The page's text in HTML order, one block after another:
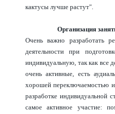
кактусы лучше растут".
Организация
Очень важно разработать
деятельности при
индивидуальную, так как все
очень активные, есть
хорошей переключаемостью
разработке индивидуальной
самое активное участие: